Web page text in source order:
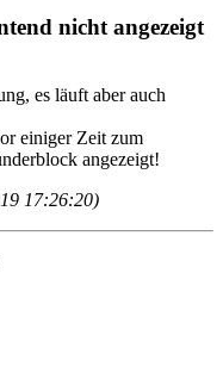
nicht angezeigt
es läuft aber auch
einiger Zeit zum
angezeigt!
17:26:20)